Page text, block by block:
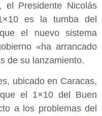
el Presidente Nicolás
es la tumba del
el nuevo sistema
«ha arrancado
de su lanzamiento.
ubicado en Caracas,
el 1×10 del Buen
a los problemas del